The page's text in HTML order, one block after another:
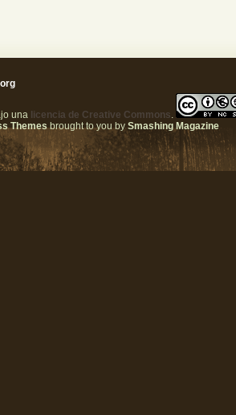
una licencia de Creative Commons.
Themesbrought to you bySmashing Magazine